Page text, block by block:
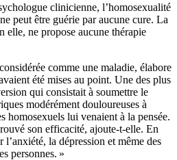
clinicienne, l’homosexualité
peut être guérie par aucune cure. La
elle, ne propose aucune thérapie
comme une maladie, élabore
été mises au point. Une des plus
qui consistait à soumettre le
modérément douloureuses à
homosexuels lui venaient à la pensée.
son efficacité, ajoute-t-elle. En
la dépression et même des
personnes. »